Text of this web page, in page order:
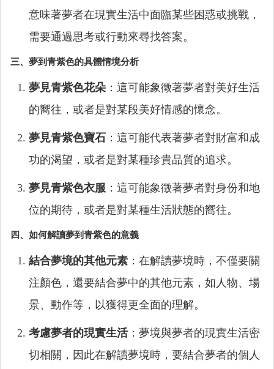
意味著夢者在現實生活中面臨某些困惑或挑戰，
需要通過思考或行動來尋找答案。
三、夢到青紫色的具體情境分析
夢見青紫色花朵 ：這可能象徵著夢者對美好生活
的嚮往，或者是對某段美好情感的懷念。
夢見青紫色寶石 ：這可能代表著夢者對財富和成
功的渴望，或者是對某種珍貴品質的追求。
夢見青紫色衣服 ：這可能象徵著夢者對身份和地
位的期待，或者是對某種生活狀態的嚮往。
四、如何解讀夢到青紫色的意義
結合夢境的其他元素 ：在解讀夢境時，不僅要關
注顏色，還要結合夢中的其他元素，如人物、場
景、動作等，以獲得更全面的理解。
考慮夢者的現實生活：夢境與夢者的現實生活密
切相關，因此在解讀夢境時，要結合夢者的個人